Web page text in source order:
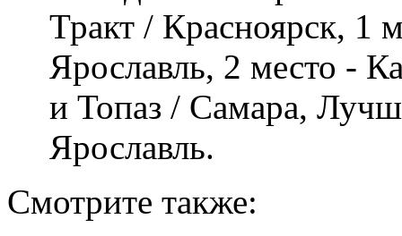
Тракт / Красноярск,
Ярославль, 2 место -
и Топаз / Самара,
Ярославль.
Смотрите также: